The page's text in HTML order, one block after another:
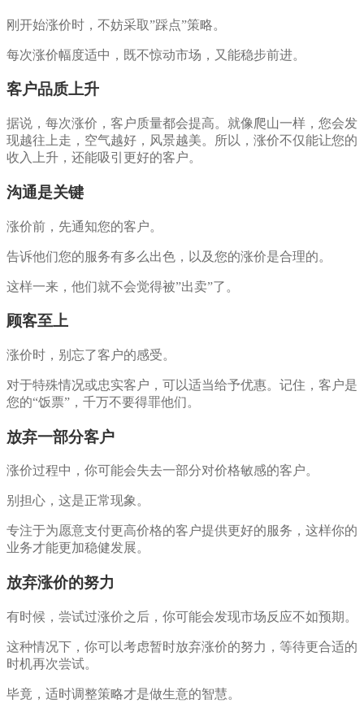
刚开始涨价时，不妨采取”踩点”策略。
每次涨价幅度适中，既不惊动市场，又能稳步前进。
客户品质上升
据说，每次涨价，客户质量都会提高。就像爬山一样，您会发
现越往上走，空气越好，风景越美。所以，涨价不仅能让您的
收入上升，还能吸引更好的客户。
沟通是关键
涨价前，先通知您的客户。
告诉他们您的服务有多么出色，以及您的涨价是合理的。
这样一来，他们就不会觉得被”出卖”了。
顾客至上
涨价时，别忘了客户的感受。
对于特殊情况或忠实客户，可以适当给予优惠。记住，客户是
您的“饭票”，千万不要得罪他们。
放弃一部分客户
涨价过程中，你可能会失去一部分对价格敏感的客户。
别担心，这是正常现象。
专注于为愿意支付更高价格的客户提供更好的服务，这样你的
业务才能更加稳健发展。
放弃涨价的努力
有时候，尝试过涨价之后，你可能会发现市场反应不如预期。
这种情况下，你可以考虑暂时放弃涨价的努力，等待更合适的
时机再次尝试。
毕竟，适时调整策略才是做生意的智慧。